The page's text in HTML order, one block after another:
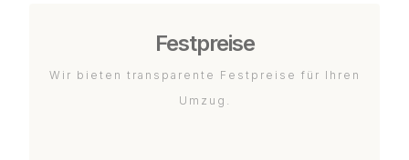
Festpreise
Wir bieten transparente Festpreise für Ihren
Umzug.